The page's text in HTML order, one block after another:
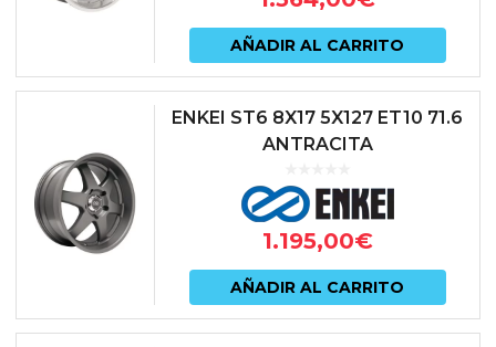
AÑADIR AL CARRITO
ENKEI ST6 8X17 5X127 ET10 71.6
ANTRACITA
1.195,00€
AÑADIR AL CARRITO